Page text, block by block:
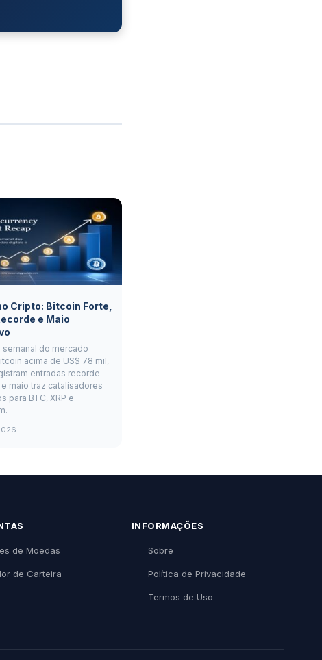
Cripto: Bitcoin Forte,
e Maio
semanal do mercado
acima de US$ 78 mil,
entradas recorde
e maio traz catalisadores
para BTC, XRP e
de Moedas
de Carteira
INFORMAÇÕES
Sobre
Política de Privacidade
Termos de Uso